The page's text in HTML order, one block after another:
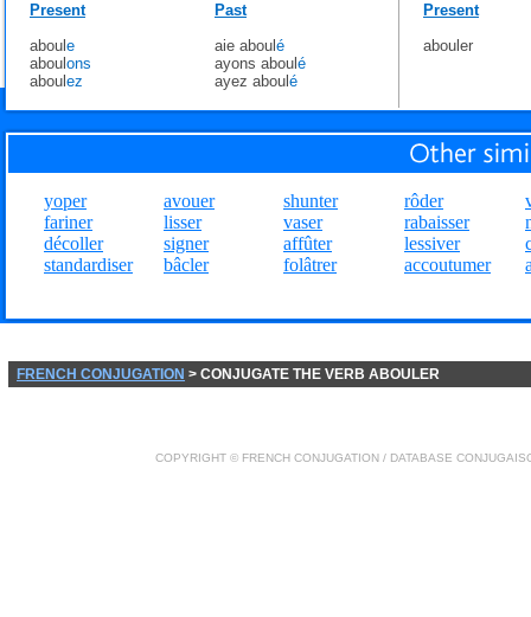
Present
aboul e
aboul ons
aboul ez
Past
aie aboul é
ayons aboul é
ayez aboul é
Present
abouler
yoper
fariner
décoller
standardiser
avouer
lisser
signer
bâcler
shunter
vaser
affûter
folâtrer
rôder
rabaisser
lessiver
accoutumer
FRENCH CONJUGATION > CONJUGATE THE VERB ABOULER
COPYRIGHT © FRENCH CONJUGATION / DATABASE